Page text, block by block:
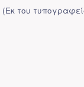
(Εκ του